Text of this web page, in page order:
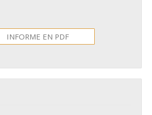
INFORME EN PDF